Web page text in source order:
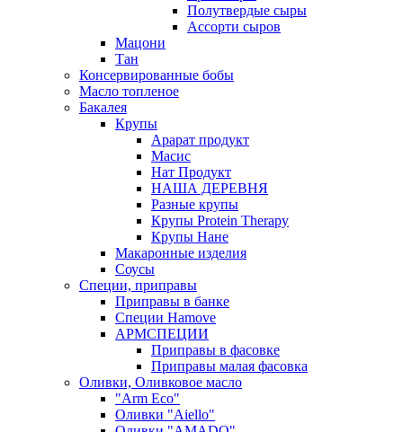
Полутвердые сыры
Ассорти сыров
Мацони
Тан
Консервированные бобы
Масло топленое
Бакалея
Крупы
Арарат продукт
Масис
Нат Продукт
НАША ДЕРЕВНЯ
Разные крупы
Крупы Protein Therapy
Крупы Нане
Макаронные изделия
Соусы
Специи, приправы
Приправы в банке
Специи Hamove
АРМСПЕЦИИ
Приправы в фасовке
Приправы малая фасовка
Оливки, Оливковое масло
"Arm Eco"
Оливки "Aiello"